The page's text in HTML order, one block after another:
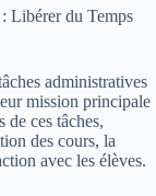
Libérer du Temps
administratives
mission principale
de ces tâches,
des cours, la
avec les élèves.